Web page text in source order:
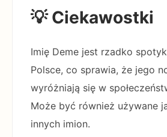
💡 Ciekawostki
Imię Deme jest rzadko
Polsce, co sprawia, że jego
wyróżniają się w
Może być również używane
innych imion.